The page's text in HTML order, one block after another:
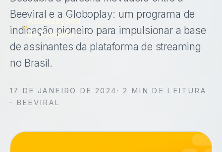
Atualizações
de Produto
Beeviral e a Globoplay: um programa de
indicação pioneiro para impulsionar a base
de assinantes da plataforma de streaming
no Brasil.
17 DE JANEIRO DE 2024·2
MIN DE LEITURA
· BEEVIRAL